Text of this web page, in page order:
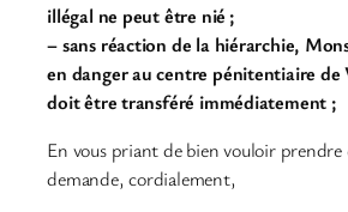
illégal ne peut être nié ;
– sans réaction de la hiérarchie,
en danger au centre pénitentiaire
doit être transféré immédiatement ;
En vous priant de bien vouloir prendre
demande, cordialement,